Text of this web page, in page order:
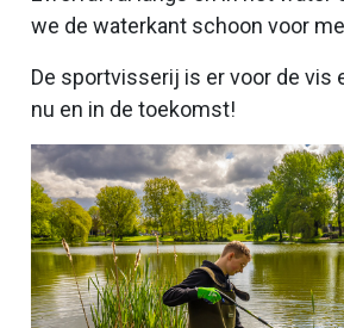
we de waterkant schoon voor
De sportvisserij is er voor de vis
nu en in de toekomst!